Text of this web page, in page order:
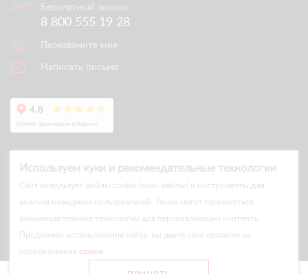
© Arlift 2026
All rights reserved
Бесплатный звонок
8 800 555 19 28
Перезвоните мне
Написать письмо
Используем куки и рекомендательные технологии
Cайт использует файлы cookie (куки-файлы) и инструменты для
анализа поведения пользователей. Также могут применяться
рекомендательные технологии для персонализации контента.
Продолжая использование сайта, вы даете свое согласие на
использование cookie